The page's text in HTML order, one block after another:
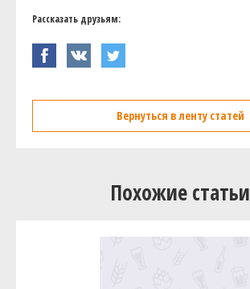
Рассказать друзьям:
Вернуться в ленту статей
Похожие статьи